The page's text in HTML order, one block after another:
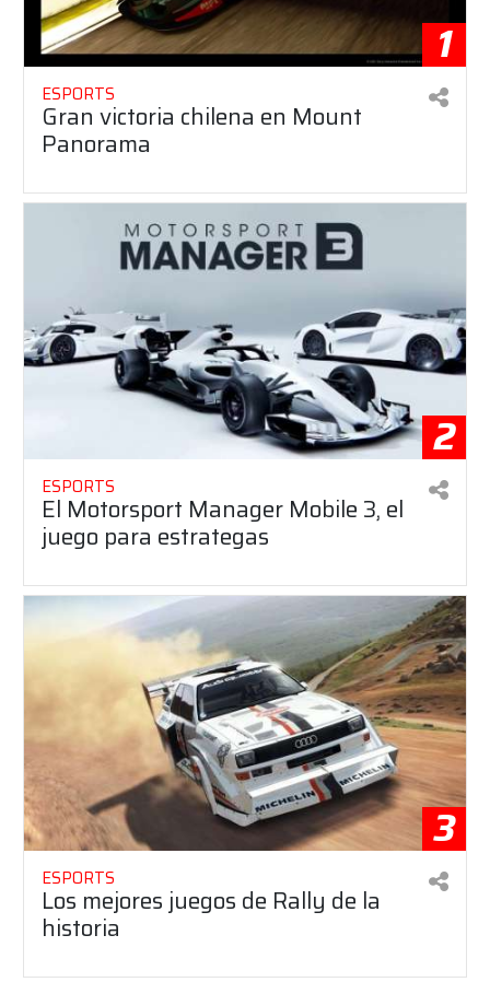
1
ESPORTS
Gran victoria chilena en Mount
Panorama
2
ESPORTS
El Motorsport Manager Mobile 3, el
juego para estrategas
3
ESPORTS
Los mejores juegos de Rally de la
historia